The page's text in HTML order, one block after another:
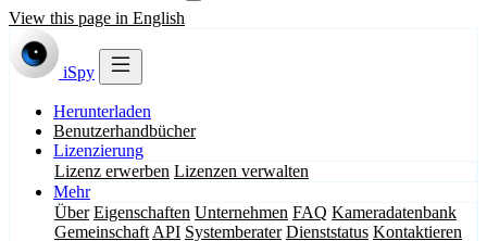
View this page in English
iSpy
Herunterladen
Benutzerhandbücher
Lizenzierung
Lizenz erwerben Lizenzen verwalten
Mehr
Über Eigenschaften Unternehmen FAQ Kameradatenbank
Gemeinschaft API Systemberater Dienststatus Kontaktieren